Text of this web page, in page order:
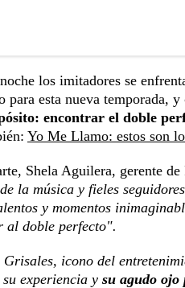
los imitadores se
para esta nueva temporada,
encontrar el doble
Yo Me Llamo: estos son
Shela Aguilera, gerente
la música y fieles
y momentos
al doble perfecto".
Grisales, icono del
experiencia y su agudo ojo